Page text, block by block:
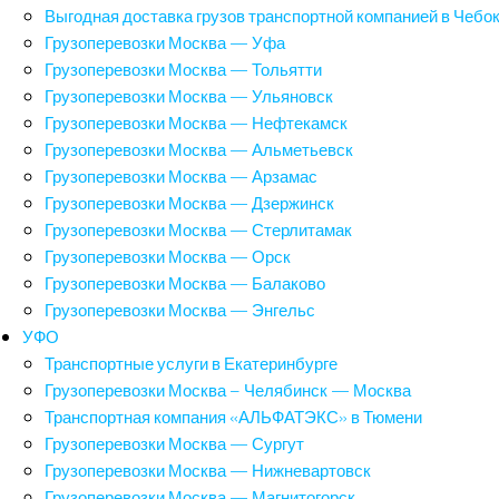
Выгодная доставка грузов транспортной компанией в
Грузоперевозки Москва — Уфа
Грузоперевозки Москва — Тольятти
Грузоперевозки Москва — Ульяновск
Грузоперевозки Москва — Нефтекамск
Грузоперевозки Москва — Альметьевск
Грузоперевозки Москва — Арзамас
Грузоперевозки Москва — Дзержинск
Грузоперевозки Москва — Стерлитамак
Грузоперевозки Москва — Орск
Грузоперевозки Москва — Балаково
Грузоперевозки Москва — Энгельс
УФО
Транспортные услуги в Екатеринбурге
Грузоперевозки Москва – Челябинск — Москва
Транспортная компания «АЛЬФАТЭКС» в Тюмени
Грузоперевозки Москва — Сургут
Грузоперевозки Москва — Нижневартовск